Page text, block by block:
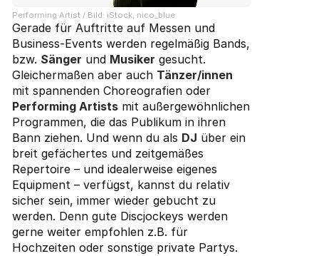
Performing Artist / Bild: iStock, nico_blue
Gerade für Auftritte auf Messen und
Business-Events werden regelmäßig Bands,
bzw. Sänger und Musiker gesucht.
Gleichermaßen aber auch Tänzer/innen
mit spannenden Choreografien oder
Performing Artists mit außergewöhnlichen
Programmen, die das Publikum in ihren
Bann ziehen. Und wenn du als DJ über ein
breit gefächertes und zeitgemäßes
Repertoire – und idealerweise eigenes
Equipment – verfügst, kannst du relativ
sicher sein, immer wieder gebucht zu
werden. Denn gute Discjockeys werden
gerne weiter empfohlen z.B. für
Hochzeiten oder sonstige private Partys.